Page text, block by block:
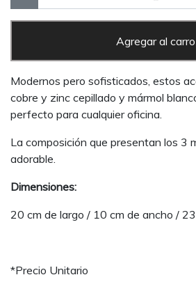
Agregar al carro
Modernos pero sofisticados, estos
cobre y zinc cepillado y mármol
perfecto para cualquier oficina.
La composición que presentan los 3
adorable.
Dimensiones:
20 cm de largo / 10 cm de ancho /
*Precio Unitario